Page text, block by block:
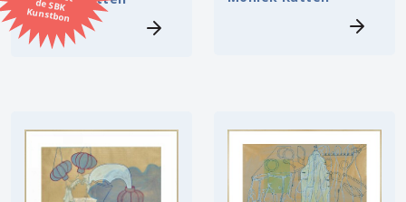
Kunstbon
Kunstenaar
Orientatie